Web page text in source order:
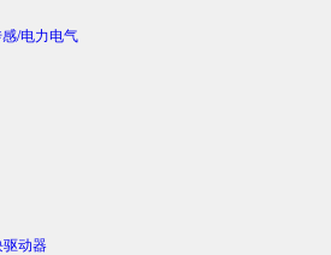
/电力电气
驱动器